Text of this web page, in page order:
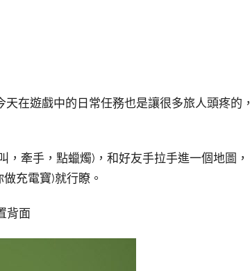
在遊戲中的日常任務也是讓很多旅人頭疼的，
牽手，點蠟燭)，和好友手拉手進一個地圖，
充電寶)就行瞭。
背面